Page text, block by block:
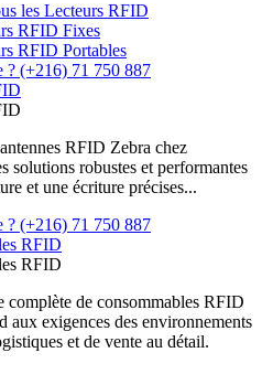
les Lecteurs RFID
RFID Fixes
RFID Portables
? (+216) 71 750 887
RFID Zebra chez
solutions robustes et performantes
et une écriture précises...
? (+216) 71 750 887
RFID
RFID
complète de consommables RFID
aux exigences des environnements
et de vente au détail.